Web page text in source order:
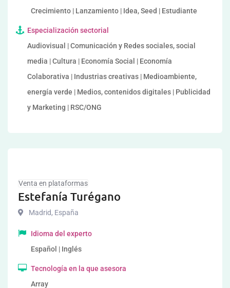
Crecimiento | Lanzamiento | Idea, Seed | Estudiante
Especialización sectorial
Audiovisual | Comunicación y Redes sociales, social
media | Cultura | Economía Social | Economía
Colaborativa | Industrias creativas | Medioambiente,
energía verde | Medios, contenidos digitales | Publicidad
y Marketing | RSC/ONG
Venta en plataformas
Estefanía Turégano
Madrid, España
Idioma del experto
Español | Inglés
Tecnología en la que asesora
Array